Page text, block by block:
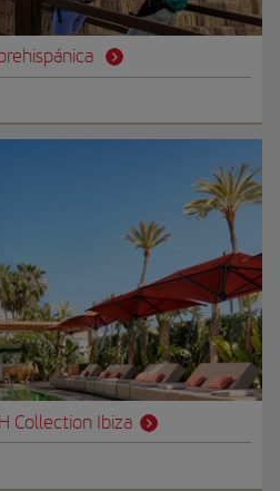
Collection Ibiza